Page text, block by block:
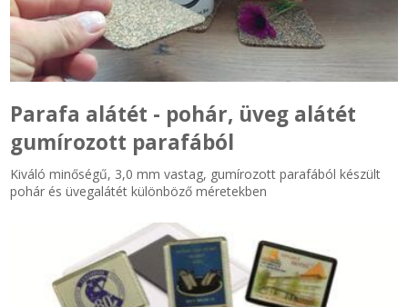
Parafa alátét - pohár, üveg alátét
gumírozott parafából
Kiváló minőségű, 3,0 mm vastag, gumírozott parafából készült
pohár és üvegalátét különböző méretekben